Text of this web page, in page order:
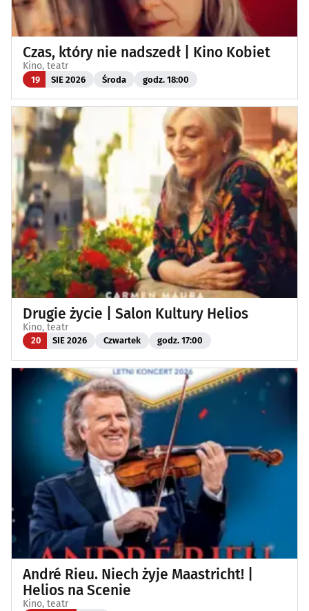
Czas, który nie nadszedł | Kino Kobiet
Kino, teatr
19 SIE 2026 Środa godz. 18:00
Drugie życie | Salon Kultury Helios
Kino, teatr
20 SIE 2026 Czwartek godz. 17:00
André Rieu. Niech żyje Maastricht! |
Helios na Scenie
Kino, teatr